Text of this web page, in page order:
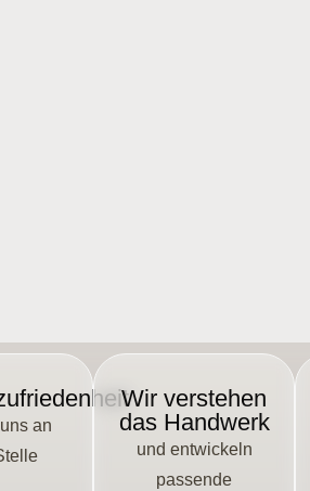
an
Wir verstehen
das Handwerk
und entwickeln
passende